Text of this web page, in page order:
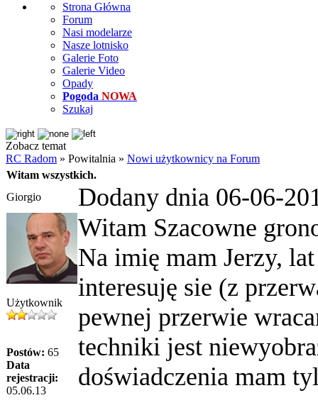
Strona Główna
Forum
Nasi modelarze
Nasze lotnisko
Galerie Foto
Galerie Video
Opady
Pogoda NOWA
Szukaj
Zobacz temat
RC Radom » Powitalnia » Nowi użytkownicy na Forum
Witam wszystkich.
Giorgio
Dodany dnia 06-06-
Użytkownik
Postów: 65
Data
rejestracji:
05.06.13
Witam Szacowne
Na imię mam Jerzy,
interesuję sie (z
pewnej przerwie
techniki jest
doświadczenia mam